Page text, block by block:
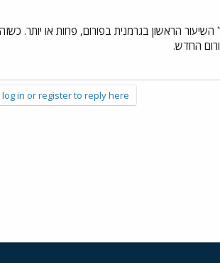
השיעור הראשון בגרמנית בפורום, פחות או יותר.
החדש.
in or register to reply here.